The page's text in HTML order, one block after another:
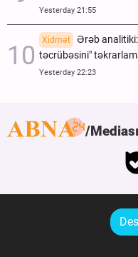
Yesterday 21:55
Xidmət
Ərəb
təcrübəsini"
Yesterday 22:23